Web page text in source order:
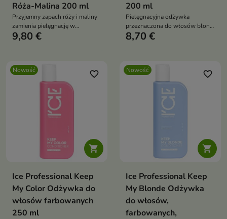
Róża-Malina 200 ml
Przyjemny zapach róży i maliny
zamienia pielęgnację w
wyjątkowy rytuał.
9,80 €
200 ml
Pielęgnacyjna odżywka
przeznaczona do włosów blond,
rozjaśnianych, siwych oraz z
8,70 €
Nowość

favorite_border
Ice Professional Keep
My Color Odżywka do
włosów farbowanych
250 ml
Nowość

favorite_border
Ice Professional Keep
My Blonde Odżywka
do włosów,
farbowanych,